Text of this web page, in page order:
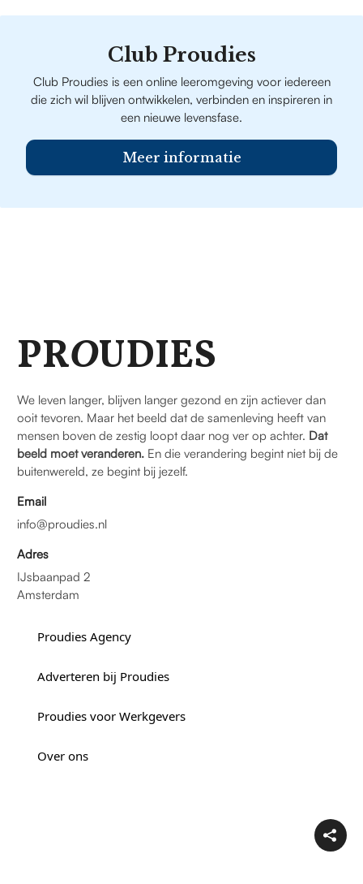
Club Proudies
Club Proudies is een online leeromgeving voor iedereen
die zich wil blijven ontwikkelen, verbinden en inspireren in
een nieuwe levensfase.
Meer informatie
PROUDIES
We leven langer, blijven langer gezond en zijn actiever dan
ooit tevoren. Maar het beeld dat de samenleving heeft van
mensen boven de zestig loopt daar nog ver op achter. Dat
beeld moet veranderen. En die verandering begint niet bij de
buitenwereld, ze begint bij jezelf.
Email
info@proudies.nl
Adres
IJsbaanpad 2
Amsterdam
Proudies Agency
Adverteren bij Proudies
Proudies voor Werkgevers
Over ons